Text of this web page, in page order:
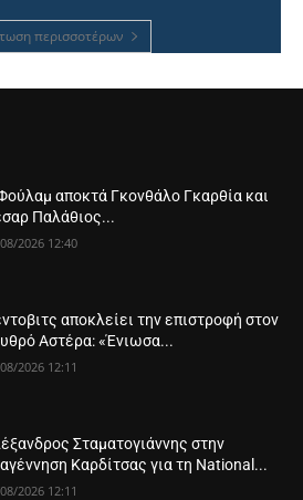
περισσοτέρων
αποκτά Γκονθάλο Γκαρθία και
Παλάθιος...
2026 12:40
αποκλείει την επιστροφή στον
Αστέρα: «Ένιωσα...
2026 12:11
Σταματογιάννης στην
Καρδίτσας για τη National...
2026 12:11